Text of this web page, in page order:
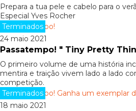
Prepara a tua pele e cabelo para o
Especial Yves Rocher
Terminados
24 maio 2021
Passatempo! " Tiny Pretty
O primeiro volume de uma história
mentira e traição vivem lado a lado
competição.
Terminados
18 maio 2021